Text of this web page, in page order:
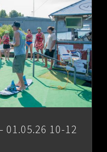
01.05.26 10-12